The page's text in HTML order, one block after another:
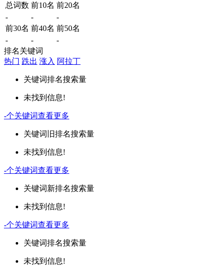
总词数 前10名 前20名
-
-
-
前30名 前40名 前50名
-
-
-
排名关键词
热门 跌出 涨入 阿拉丁
关键词排名搜索量
未找到信息!
-个关键词查看更多
关键词 旧排名搜索量
未找到信息!
-个关键词查看更多
关键词新排名搜索量
未找到信息!
-个关键词查看更多
关键词排名搜索量
未找到信息!